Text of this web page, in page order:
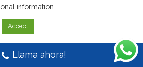
information
Accept
Llama ahora!